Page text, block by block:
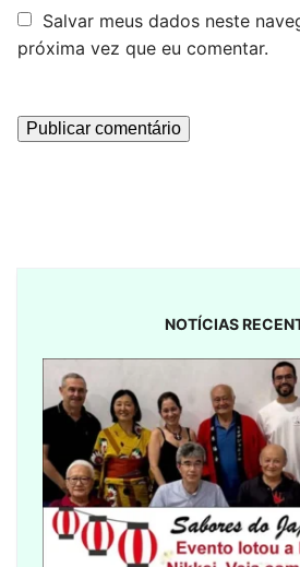
Salvar meus dados neste
próxima vez que eu comentar.
NOTÍCIAS